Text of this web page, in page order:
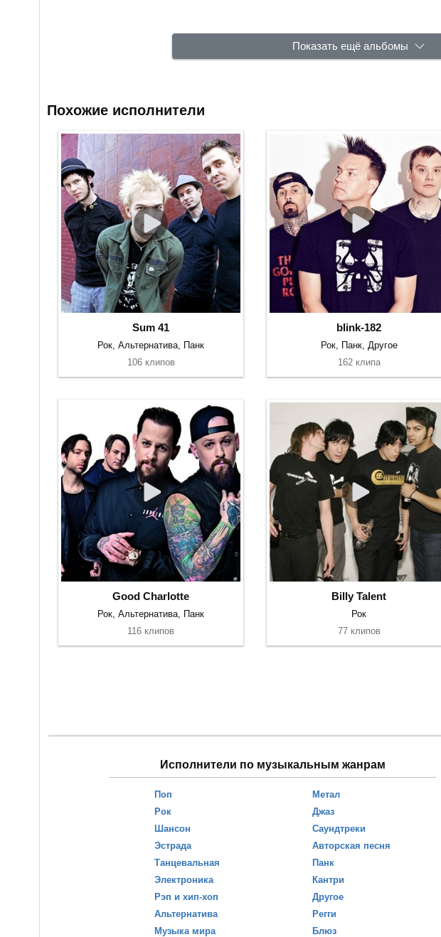
Показать ещё альбомы
Похожие исполнители
Sum 41
Рок, Альтернатива, Панк
106 клипов
blink-182
Рок, Панк, Другое
162 клипа
Good Charlotte
Рок, Альтернатива, Панк
116 клипов
Billy Talent
Рок
77 клипов
Исполнители по музыкальным жанрам
Поп
Рок
Шансон
Эстрада
Танцевальная
Электроника
Рэп и хип-хоп
Альтернатива
Музыка мира
Метал
Джаз
Саундтреки
Авторская песня
Панк
Кантри
Другое
Регги
Блюз